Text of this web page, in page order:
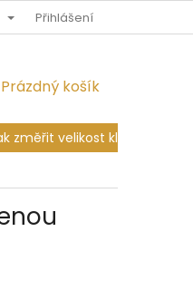
A VRÁCENÍ
Přihlášení
NÁKUPNÍ
Prázdný košík
změřit velikost klobouku?